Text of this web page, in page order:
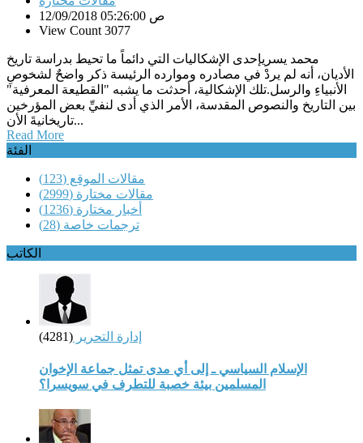
12/09/2018 05:26:00 ص
View Count 3077
محمد يسريإحدى الإشكاليات التي دائماً ما تحيط بدراسة تاريخ
الأديان، أنه لم يردْ في مصادره وموارده الرئيسة ذكر واضحٌ لشخوصِ
الأنبياءِ والرسل.تلك الإشكالية، أحدثت ما يشبه "القطيعة المعرفية"
بين التاريخ والنصوص المقدسة، الأمر الذي أدى لنفيِّ بعض المؤرخين
تاريخانيةَ الأن...
Read More
الفئة
مقالات الموقع (123)
مقالات مختارة (2999)
أخبار مختارة (1236)
ترجمات خاصة (28)
الكاتب
إدارة التحرير (4281)
الإسلام السياسي ـ إلى أي مدى تمثل جماعة الإخوان
المسلمين بيئة خصبة للتطرف في سويسرا؟